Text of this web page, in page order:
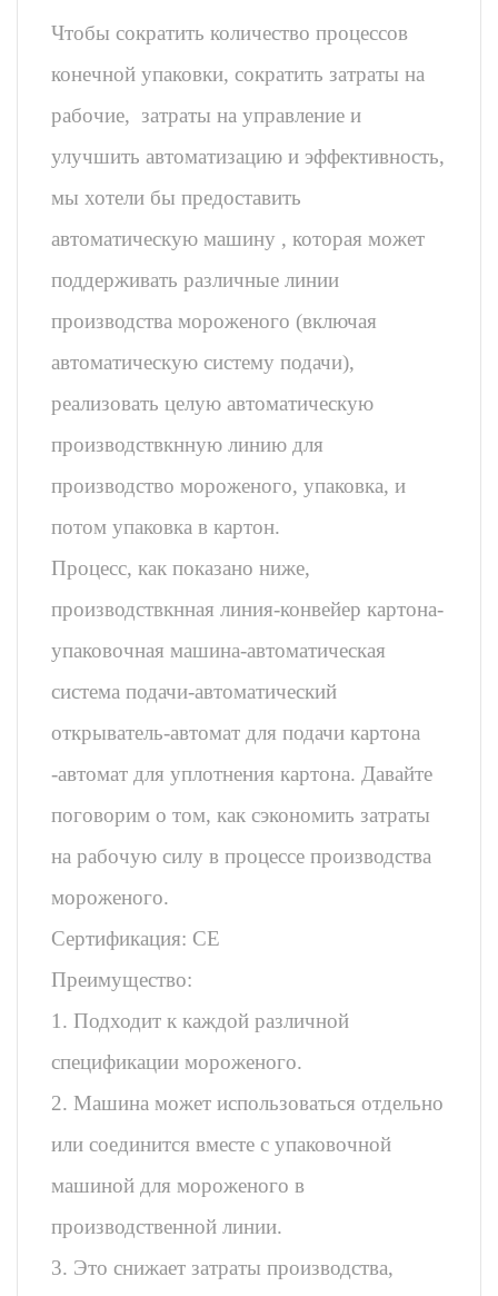
Чтобы сократить количество процессов
конечной упаковки, сократить затраты на
рабочие, затраты на управление и
улучшить автоматизацию и эффективность,
мы хотели бы предоставить
автоматическую машину , которая может
поддерживать различные линии
производства мороженого (включая
автоматическую систему подачи),
реализовать целую автоматическую
производствкнную линию для
производство мороженого, упаковка, и
потом упаковка в картон.
Процесс, как показано ниже,
производствкнная линия-конвейер картона-
упаковочная машина-автоматическая
система подачи-автоматический
открыватель-автомат для подачи картона
-автомат для уплотнения картона. Давайте
поговорим о том, как сэкономить затраты
на рабочую силу в процессе производства
мороженого.
Сертификация: CE
Преимущество:
1. Подходит к каждой различной
спецификации мороженого.
2. Машина может использоваться отдельно
или соединится вместе с упаковочной
машиной для мороженого в
производственной линии.
3. Это снижает затраты производства,